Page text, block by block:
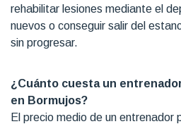
rehabilitar lesiones mediante el
nuevos o conseguir salir del
sin progresar.
¿Cuánto cuesta un
en Bormujos?
El precio medio de un entrenador